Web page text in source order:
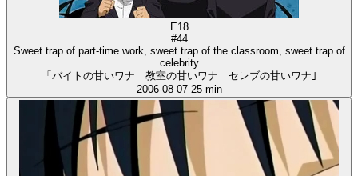
E18
#44
Sweet trap of part-time work, sweet trap of the classroom, sweet trap of
celebrity
「バイトの甘いワナ 教室の甘いワナ セレブの甘いワナ｣
2006-08-07 25 min